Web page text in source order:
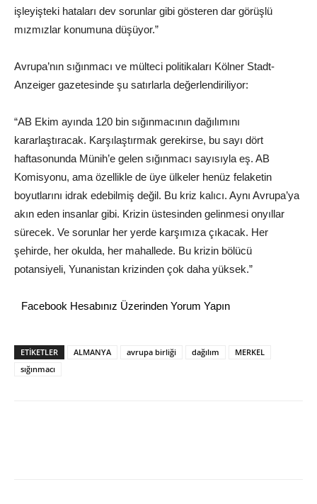
işleyişteki hataları dev sorunlar gibi gösteren dar görüşlü
mızmızlar konumuna düşüyor.”
Avrupa’nın sığınmacı ve mülteci politikaları Kölner Stadt-
Anzeiger gazetesinde şu satırlarla değerlendiriliyor:
“AB Ekim ayında 120 bin sığınmacının dağılımını
kararlaştıracak. Karşılaştırmak gerekirse, bu sayı dört
haftasonunda Münih’e gelen sığınmacı sayısıyla eş. AB
Komisyonu, ama özellikle de üye ülkeler henüz felaketin
boyutlarını idrak edebilmiş değil. Bu kriz kalıcı. Aynı Avrupa’ya
akın eden insanlar gibi. Krizin üstesinden gelinmesi onyıllar
sürecek. Ve sorunlar her yerde karşımıza çıkacak. Her
şehirde, her okulda, her mahallede. Bu krizin bölücü
potansiyeli, Yunanistan krizinden çok daha yüksek.”
Facebook Hesabınız Üzerinden Yorum Yapın
ETİKETLER ALMANYA avrupa birliği dağılım
MERKEL
sığınmacı